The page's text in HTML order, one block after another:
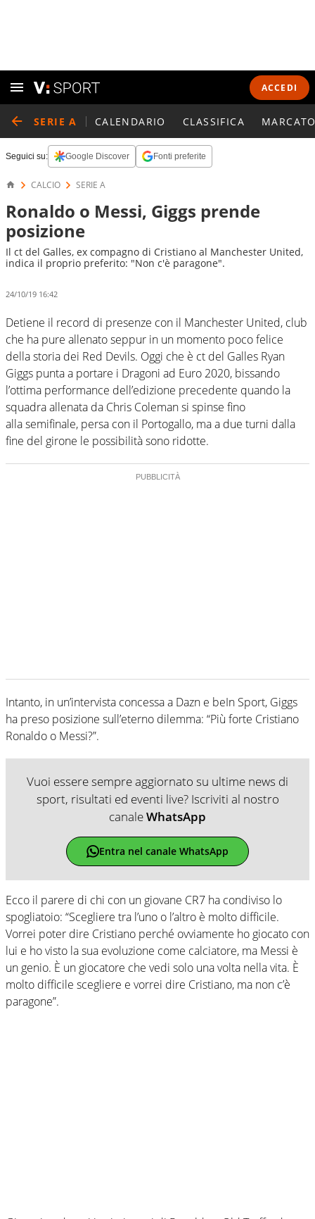
ACCEDI
SERIE A CALENDARIO CLASSIFICA
Seguici su: Google Discover Fonti preferite
CALCIO SERIE A
Ronaldo o Messi, Giggs prende
posizione
Il ct del Galles, ex compagno di Cristiano al Manchester United,
indica il proprio preferito: "Non c'è paragone".
24/10/19 16:42
Detiene il record di presenze con il Manchester United, club
che ha pure allenato seppur in un momento poco felice
della storia dei Red Devils. Oggi che è ct del Galles Ryan
Giggs punta a portare i Dragoni ad Euro 2020, bissando
l’ottima performance dell’edizione precedente quando la
squadra allenata da Chris Coleman si spinse fino
alla semifinale, persa con il Portogallo, ma a due turni dalla
fine del girone le possibilità sono ridotte.
Intanto, in un’intervista concessa a Dazn e beIn Sport, Giggs
ha preso posizione sull’eterno dilemma: “Più forte Cristiano
Ronaldo o Messi?”.
Vuoi essere sempre aggiornato su ultime news di
sport, risultati ed eventi live? Iscriviti al nostro
canaleWhatsApp
Entra nel canale WhatsApp
Ecco il parere di chi con un giovane CR7 ha condiviso lo
spogliatoio: “Scegliere tra l’uno o l’altro è molto difficile.
Vorrei poter dire Cristiano perché ovviamente ho giocato con
lui e ho visto la sua evoluzione come calciatore, ma Messi è
un genio. È un giocatore che vedi solo una volta nella vita. È
molto difficile scegliere e vorrei dire Cristiano, ma non c’è
paragone”.